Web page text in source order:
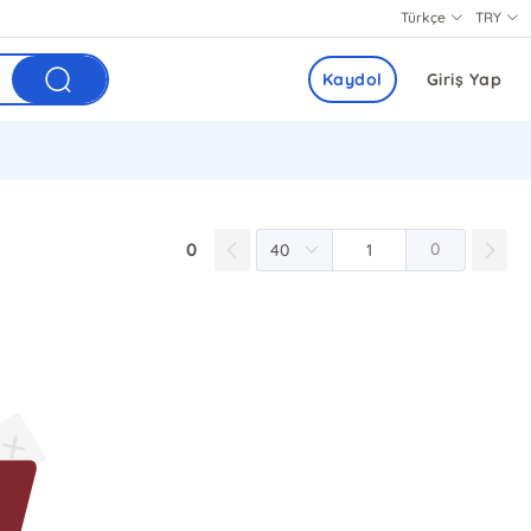
TRY
Türkçe
Giriş Yap
Kaydol
0 0